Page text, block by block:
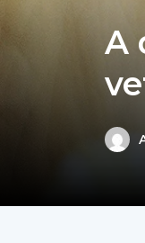
A